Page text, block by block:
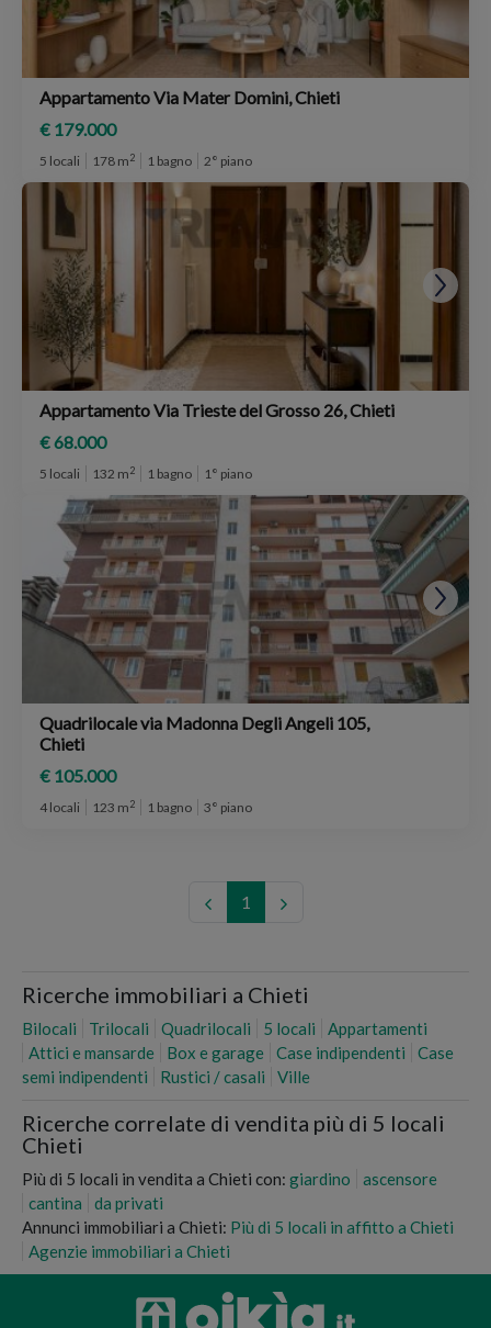
Appartamento Via Mater Domini, Chieti
€ 179.000
5 locali 178 m2 1 bagno 2° piano
Appartamento Via Trieste del Grosso 26, Chieti
€ 68.000
5 locali 132 m2 1 bagno 1° piano
Quadrilocale via Madonna Degli Angeli 105,
Chieti
€ 105.000
4 locali 123 m2 1 bagno 3° piano
1
Ricerche immobiliari a Chieti
Bilocali Trilocali Quadrilocali 5 locali
Appartamenti
Attici e mansarde
Box e garage Case indipendenti
Case
semi indipendenti
Rustici / casali Ville
Ricerche correlate di vendita più di 5 locali
Chieti
Più di 5 locali in vendita a Chieti con: giardino
ascensore
cantina
da privati
Annunci immobiliari a Chieti: Più di 5 locali in affitto a Chieti
Agenzie immobiliari a Chieti